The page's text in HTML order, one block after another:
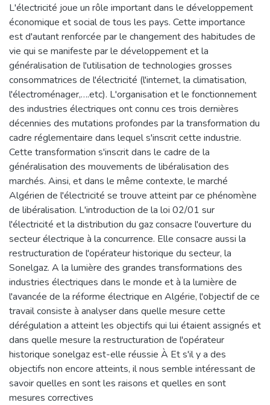
L'électricité joue un rôle important dans le développement
économique et social de tous les pays. Cette importance
est d'autant renforcée par le changement des habitudes de
vie qui se manifeste par le développement et la
généralisation de l'utilisation de technologies grosses
consommatrices de l'électricité (l'internet, la climatisation,
l'électroménager,….etc). L'organisation et le fonctionnement
des industries électriques ont connu ces trois dernières
décennies des mutations profondes par la transformation du
cadre réglementaire dans lequel s'inscrit cette industrie.
Cette transformation s'inscrit dans le cadre de la
généralisation des mouvements de libéralisation des
marchés. Ainsi, et dans le même contexte, le marché
Algérien de l'électricité se trouve atteint par ce phénomène
de libéralisation. L'introduction de la loi 02/01 sur
l'électricité et la distribution du gaz consacre l'ouverture du
secteur électrique à la concurrence. Elle consacre aussi la
restructuration de l'opérateur historique du secteur, la
Sonelgaz. A la lumière des grandes transformations des
industries électriques dans le monde et à la lumière de
l'avancée de la réforme électrique en Algérie, l'objectif de ce
travail consiste à analyser dans quelle mesure cette
dérégulation a atteint les objectifs qui lui étaient assignés et
dans quelle mesure la restructuration de l'opérateur
historique sonelgaz est-elle réussie À Et s'il y a des
objectifs non encore atteints, il nous semble intéressant de
savoir quelles en sont les raisons et quelles en sont
mesures correctives